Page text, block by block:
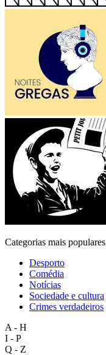
Categorias mais populares
Desporto
Comédia
Notícias
Sociedade e cultura
Crimes verdadeiros
A - H
I - P
Q - Z